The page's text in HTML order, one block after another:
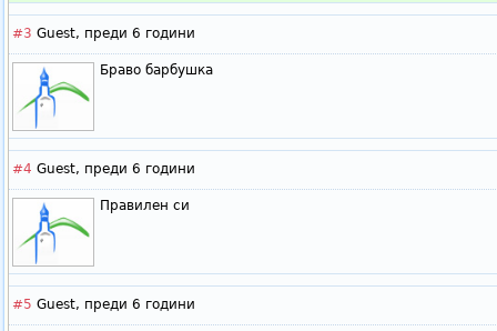
#3 Guest, преди 6 години
Браво барбушка
#4 Guest, преди 6 години
Правилен си
#5 Guest, преди 6 години